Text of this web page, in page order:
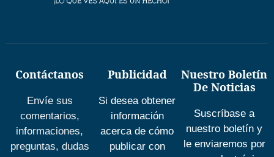
Contáctanos
Envíe sus
comentarios,
informaciones,
preguntas, dudas
Publicidad
Si desea obtener
información
acerca de cómo
publicar con
Nuestro Boletín
De Noticias
Suscríbase a
nuestro boletín y
le enviaremos por